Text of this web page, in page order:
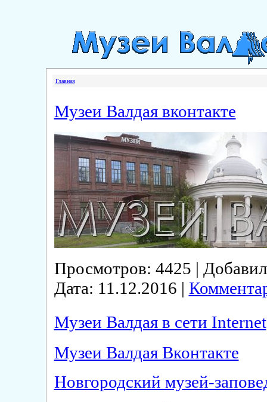
Главная
Музеи Валдая вконтакте
Просмотров: 4425 |
Дата: 11.12.2016 |
Музеи Валдая в сети Internet
Музеи Валдая Вконтакте
Новгородский музей-